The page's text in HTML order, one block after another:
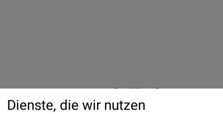
Best/Worst Days
Pics
Dienste, die wir nutzen